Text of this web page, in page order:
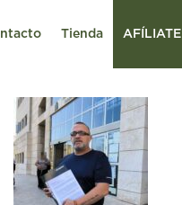
Tienda AFÍLIATE